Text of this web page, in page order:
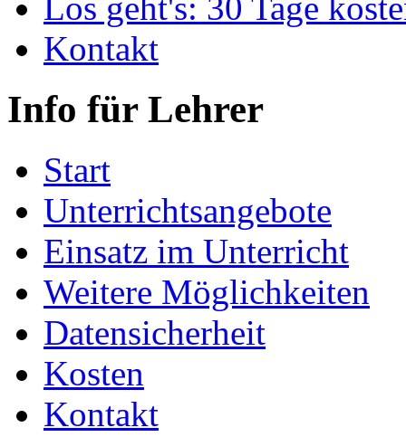
Los geht's: 30 Tage
Kontakt
Info für Lehrer
Start
Unterrichtsangebote
Einsatz im Unterricht
Weitere Möglichkeiten
Datensicherheit
Kosten
Kontakt